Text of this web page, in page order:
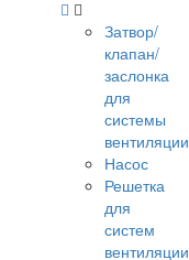
Затвор/
клапан/
заслонка
для
системы
вентиляции
Насос
Решетка
для
систем
вентиляции